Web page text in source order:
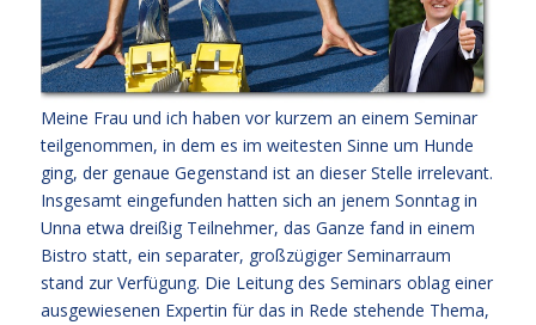
Meine Frau und ich haben vor kurzem an einem Seminar
teilgenommen, in dem es im weitesten Sinne um Hunde
ging, der genaue Gegenstand ist an dieser Stelle irrelevant.
Insgesamt eingefunden hatten sich an jenem Sonntag in
Unna etwa dreißig Teilnehmer, das Ganze fand in einem
Bistro statt, ein separater, großzügiger Seminarraum
stand zur Verfügung. Die Leitung des Seminars oblag einer
ausgewiesenen Expertin für das in Rede stehende Thema,